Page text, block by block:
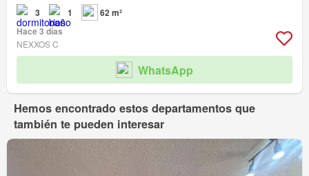
3 1
62 m²
Hace 3 días
NEXXOS C
WhatsApp
Hemos encontrado estos departamentos que
también te pueden interesar